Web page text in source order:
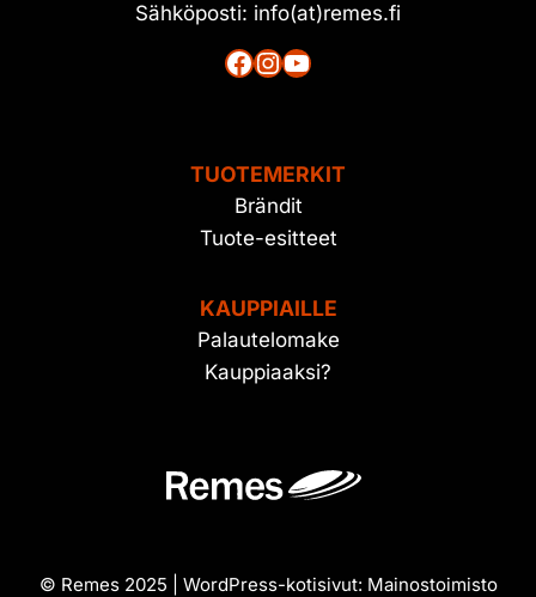
Sähköposti: info(at)remes.fi
Facebook
Instagram
YouTube
TUOTEMERKIT
Brändit
Tuote-esitteet
KAUPPIAILLE
Palautelomake
Kauppiaaksi?
© Remes 2025 | WordPress-kotisivut: Mainostoimisto